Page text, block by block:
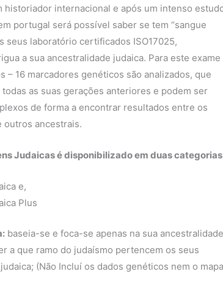
historiador internacional e após um intenso
portugal será possível saber se tem “sangue
seus laboratório certificados ISO17025,
a sua ancestralidade judaica. Para este exame
– 16 marcadores genéticos são analizados, que
as suas gerações anteriores e podem ser
de forma a encontrar resultados entre os
outros ancestrais.
Judaicas é disponibilizado em duas
e,
Plus
baseia-se e foca-se apenas na sua ancestralidade
a que ramo do judaísmo pertencem os seus
(Não Incluí os dados genéticos nem o